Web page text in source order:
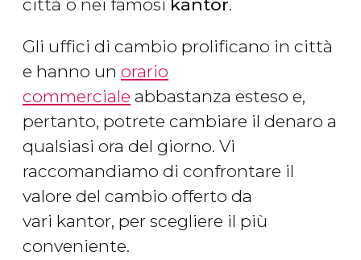
città o nei famosi kantor.
Gli uffici di cambio prolificano in città
e hanno un orario
commerciale abbastanza esteso e,
pertanto, potrete cambiare il denaro a
qualsiasi ora del giorno. Vi
raccomandiamo di confrontare il
valore del cambio offerto da
vari kantor, per scegliere il più
conveniente.